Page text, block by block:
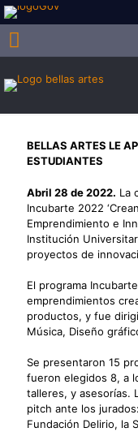
BELLAS ARTES LE
ESTUDIANTES
Abril 28 de 2022. La
Incubarte 2022
Emprendimiento e
Institución
proyectos de
El programa
emprendimientos
productos, y fue
Música, Diseño
Se presentaron 15
fueron elegidos 8, a
talleres, y asesorías.
pitch ante los
Fundación Delirio, la